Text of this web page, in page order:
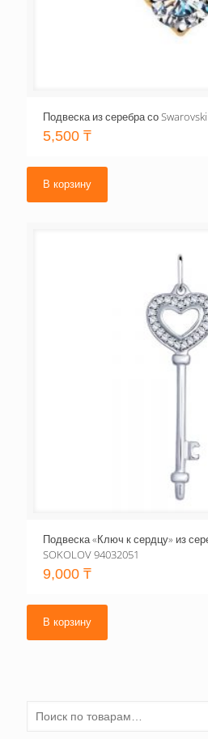
Подвеска из серебра со
5,500 ₸
В корзину
Подвеска «Ключ к сердцу» из
SOKOLOV 94032051
9,000 ₸
В корзину